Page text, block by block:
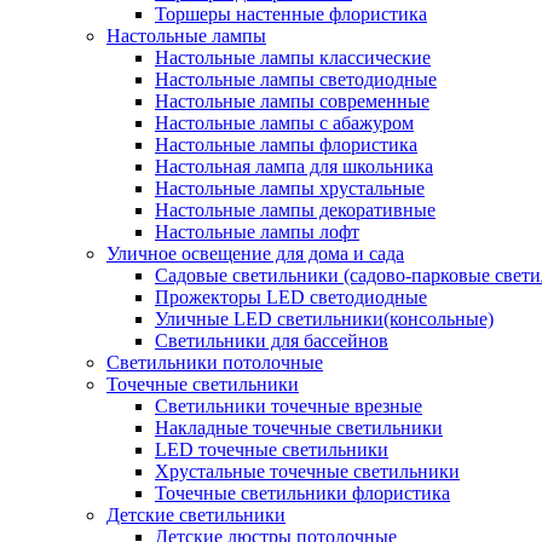
Торшеры настенные флористика
Настольные лампы
Настольные лампы классические
Настольные лампы светодиодные
Настольные лампы современные
Настольные лампы с абажуром
Настольные лампы флористика
Настольная лампа для школьника
Настольные лампы хрустальные
Настольные лампы декоративные
Настольные лампы лофт
Уличное освещение для дома и сада
Садовые светильники (садово-парковые
Прожекторы LED светодиодные
Уличные LED светильники(консольные)
Светильники для бассейнов
Светильники потолочные
Точечные светильники
Светильники точечные врезные
Накладные точечные светильники
LED точечные светильники
Хрустальные точечные светильники
Точечные светильники флористика
Детские светильники
Детские люстры потолочные